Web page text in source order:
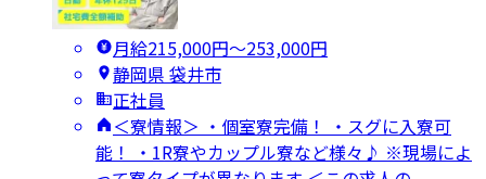
月給215,000円〜253,000円
静岡県 袋井市
正社員
＜寮情報＞ ・個室寮完備！ ・スグに入寮可
能！ ・1R寮やカップル寮など様々♪ ※現場によ